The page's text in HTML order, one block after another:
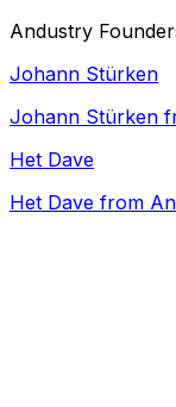
Andustry
Johann Stürken
Johann Stürken
Het Dave
Het Dave from